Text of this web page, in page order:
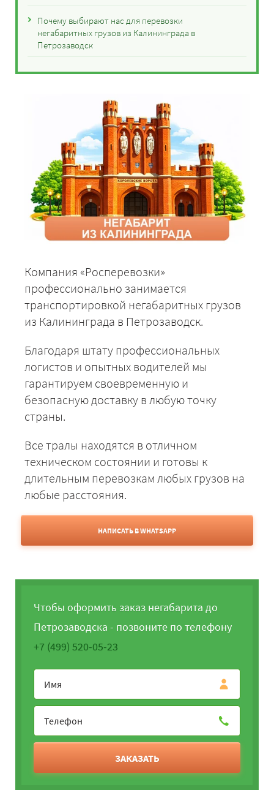
Почему выбирают нас для перевозки
негабаритных грузов из Калининграда в
Петрозаводск
Компания «Росперевозки»
профессионально занимается
транспортировкой негабаритных грузов
из Калининграда в Петрозаводск.
Благодаря штату профессиональных
логистов и опытных водителей мы
гарантируем своевременную и
безопасную доставку в любую точку
страны.
Все тралы находятся в отличном
техническом состоянии и готовы к
длительным перевозкам любых грузов на
любые расстояния.
НАПИСАТЬ В WHATSAPP
Чтобы оформить заказ негабарита до
Петрозаводска - позвоните по телефону
+7 (499) 520-05-23
ЗАКАЗАТЬ